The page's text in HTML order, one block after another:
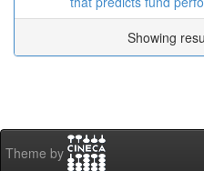
Showing
Theme by